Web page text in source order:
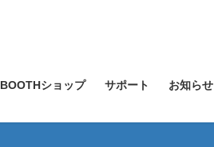
BOOTHショップ サポート お知らせ